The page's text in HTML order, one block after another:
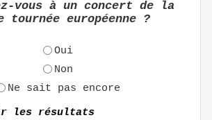
vous à un concert de la
tournée européenne ?
Oui
Non
Ne sait pas encore
les résultats